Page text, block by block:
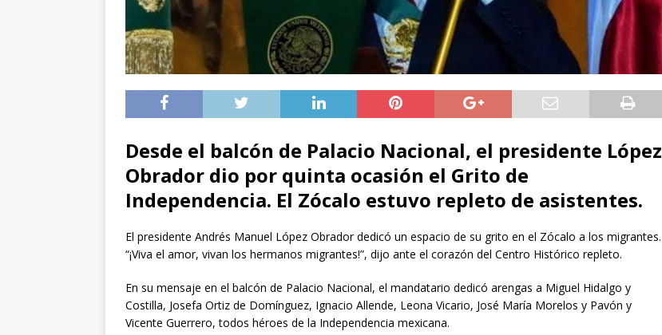
Desde el balcón de Palacio Nacional, el presidente López
Obrador dio por quinta ocasión el Grito de
Independencia. El Zócalo estuvo repleto de asistentes.
El presidente Andrés Manuel López Obrador dedicó un espacio de su grito en el Zócalo a los migrantes.
“¡Viva el amor, vivan los hermanos migrantes!”, dijo ante el corazón del Centro Histórico repleto.
En su mensaje en el balcón de Palacio Nacional, el mandatario dedicó arengas a Miguel Hidalgo y
Costilla, Josefa Ortiz de Domínguez, Ignacio Allende, Leona Vicario, José María Morelos y Pavón y
Vicente Guerrero, todos héroes de la Independencia mexicana.